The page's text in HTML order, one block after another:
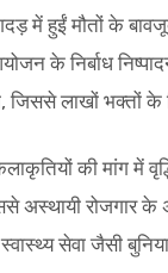
में हुईं मौतों के
के निर्बाध
जिससे लाखों
की मांग में
अस्थायी रोजगार
सेवा जैसी